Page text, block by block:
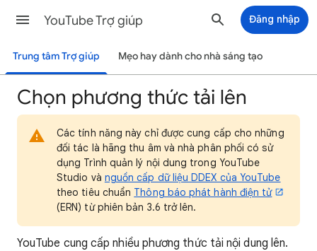
YouTube Trợ giúp Đăng nhập
Trung tâm Trợ giúp Mẹo hay dành cho nhà sáng tạo
Chọn phương thức tải lên
Các tính năng này chỉ được cung cấp cho những
đối tác là hãng thu âm và nhà phân phối có sử
dụng Trình quản lý nội dung trong YouTube
Studio và nguồn cấp dữ liệu DDEX của YouTube
theo tiêu chuẩn Thông báo phát hành điện tử
(ERN) từ phiên bản 3.6 trở lên.
YouTube cung cấp nhiều phương thức tải nội dung lên.